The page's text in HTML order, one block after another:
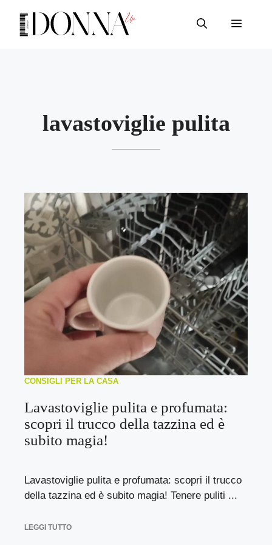
contenuto
Menu
lavastoviglie pulita
CONSIGLI PER LA CASA
Lavastoviglie pulita e profumata:
scopri il trucco della tazzina ed è
subito magia!
Lavastoviglie pulita e profumata: scopri il trucco
della tazzina ed è subito magia! Tenere puliti ...
LEGGI TUTTO